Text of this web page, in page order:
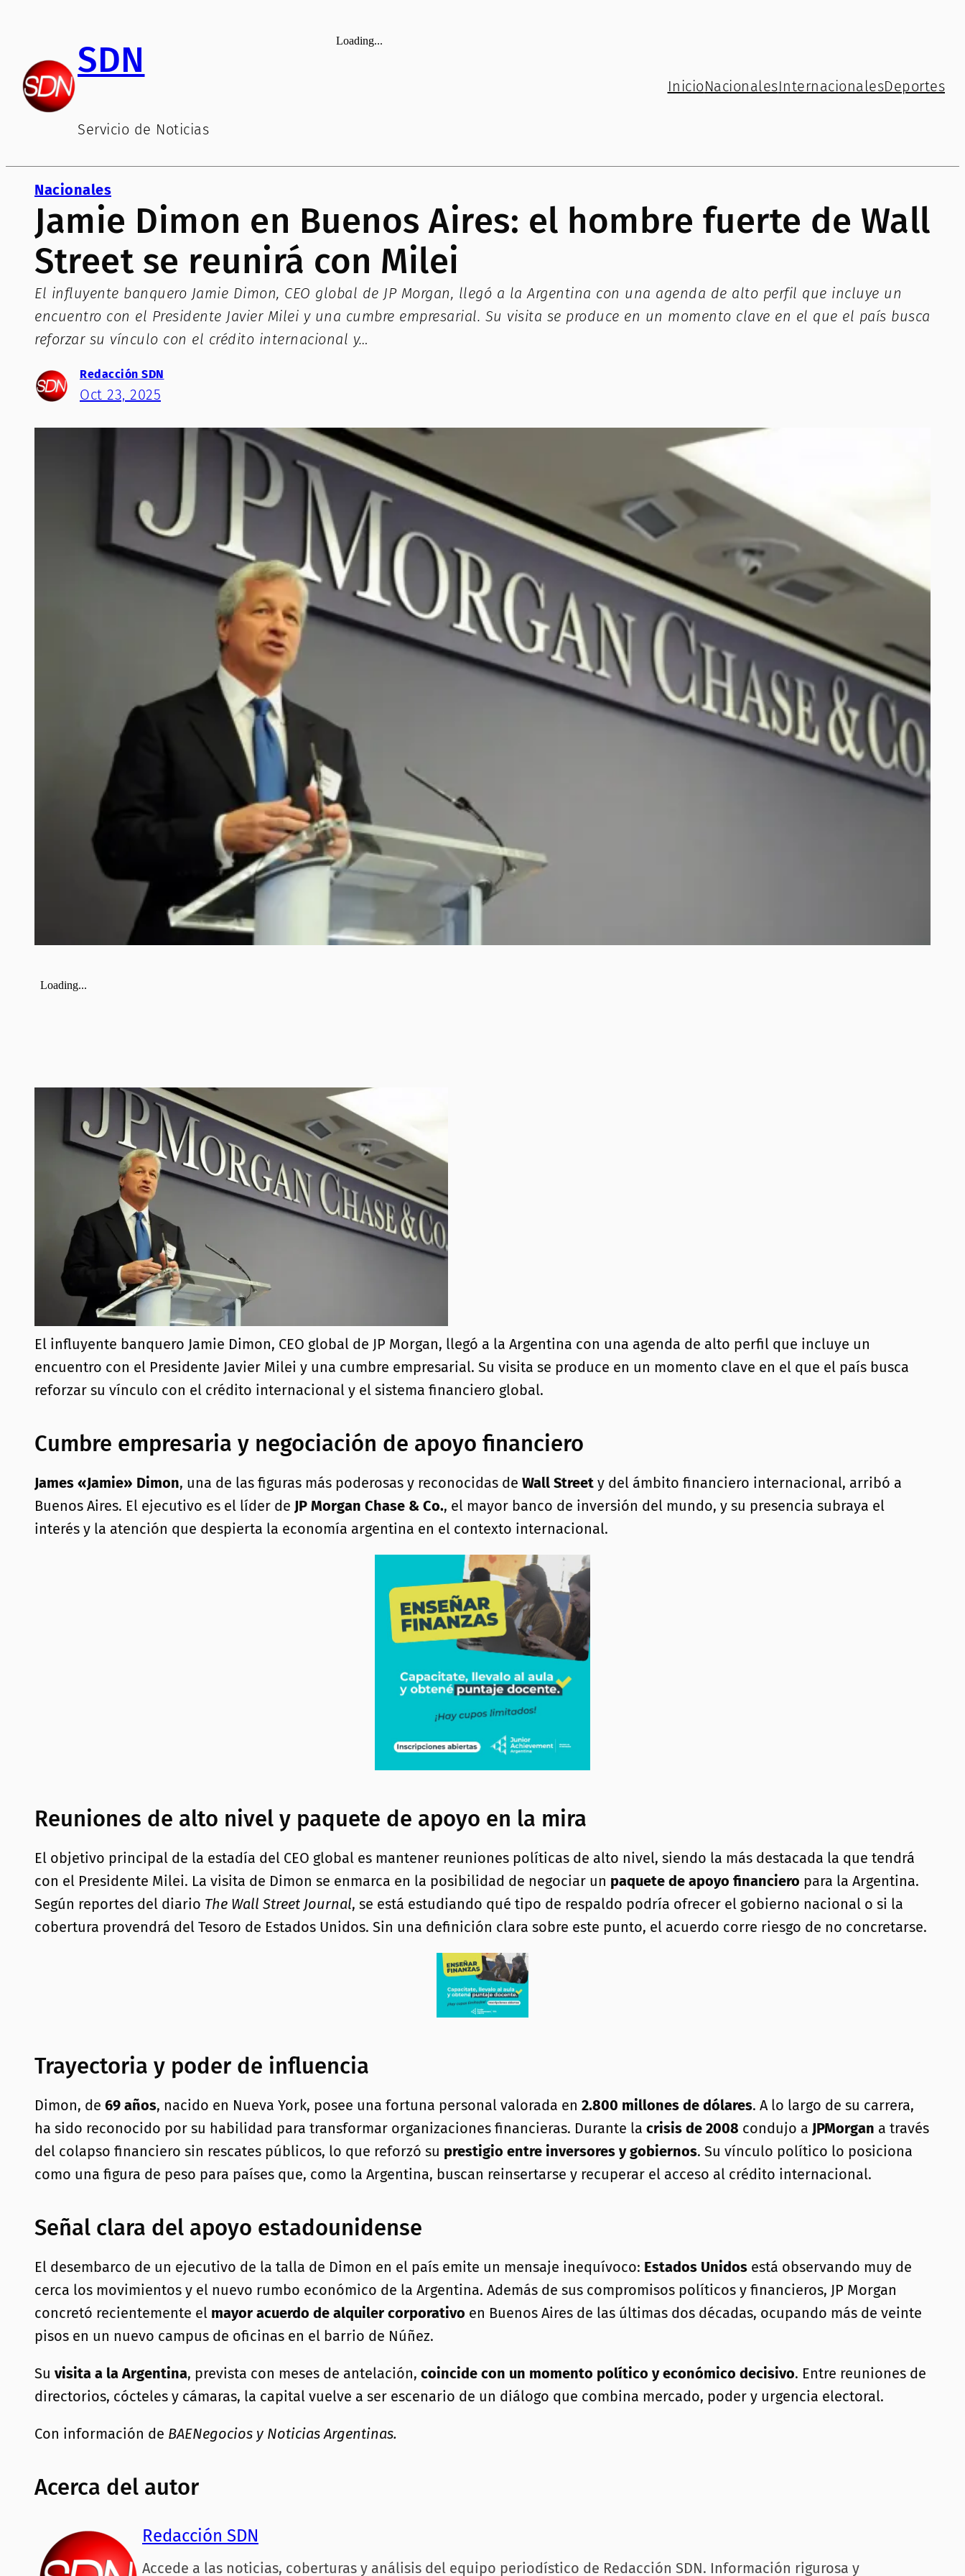
contenido
SDN
Servicio de Noticias
InicioNacionalesInternacionalesDeportes
Nacionales
Jamie Dimon en Buenos Aires: el hombre fuerte de Wall
Street se reunirá con Milei
El influyente banquero Jamie Dimon, CEO global de JP Morgan, llegó a la Argentina con una agenda de alto perfil que incluye un
encuentro con el Presidente Javier Milei y una cumbre empresarial. Su visita se produce en un momento clave en el que el país busca
reforzar su vínculo con el crédito internacional y…
Redacción SDN
Oct 23, 2025
El influyente banquero Jamie Dimon, CEO global de JP Morgan, llegó a la Argentina con una agenda de alto perfil que incluye un
encuentro con el Presidente Javier Milei y una cumbre empresarial. Su visita se produce en un momento clave en el que el país busca
reforzar su vínculo con el crédito internacional y el sistema financiero global.
Cumbre empresaria y negociación de apoyo financiero
James «Jamie» Dimon, una de las figuras más poderosas y reconocidas de Wall Street y del ámbito financiero internacional, arribó a
Buenos Aires. El ejecutivo es el líder de JP Morgan Chase & Co., el mayor banco de inversión del mundo, y su presencia subraya el
interés y la atención que despierta la economía argentina en el contexto internacional.
Reuniones de alto nivel y paquete de apoyo en la mira
El objetivo principal de la estadía del CEO global es mantener reuniones políticas de alto nivel, siendo la más destacada la que tendrá
con el Presidente Milei. La visita de Dimon se enmarca en la posibilidad de negociar un paquete de apoyo financiero para la Argentina.
Según reportes del diario The Wall Street Journal, se está estudiando qué tipo de respaldo podría ofrecer el gobierno nacional o si la
cobertura provendrá del Tesoro de Estados Unidos. Sin una definición clara sobre este punto, el acuerdo corre riesgo de no concretarse.
Trayectoria y poder de influencia
Dimon, de 69 años, nacido en Nueva York, posee una fortuna personal valorada en 2.800 millones de dólares. A lo largo de su carrera,
ha sido reconocido por su habilidad para transformar organizaciones financieras. Durante la crisis de 2008 condujo a JPMorgan a través
del colapso financiero sin rescates públicos, lo que reforzó su prestigio entre inversores y gobiernos. Su vínculo político lo posiciona
como una figura de peso para países que, como la Argentina, buscan reinsertarse y recuperar el acceso al crédito internacional.
Señal clara del apoyo estadounidense
El desembarco de un ejecutivo de la talla de Dimon en el país emite un mensaje inequívoco: Estados Unidos está observando muy de
cerca los movimientos y el nuevo rumbo económico de la Argentina. Además de sus compromisos políticos y financieros, JP Morgan
concretó recientemente el mayor acuerdo de alquiler corporativo en Buenos Aires de las últimas dos décadas, ocupando más de veinte
pisos en un nuevo campus de oficinas en el barrio de Núñez.
Su visita a la Argentina, prevista con meses de antelación, coincide con un momento político y económico decisivo. Entre reuniones de
directorios, cócteles y cámaras, la capital vuelve a ser escenario de un diálogo que combina mercado, poder y urgencia electoral.
Con información de BAENegocios y Noticias Argentinas.
Acerca del autor
Redacción SDN
Accede a las noticias, coberturas y análisis del equipo periodístico de Redacción SDN. Información rigurosa y